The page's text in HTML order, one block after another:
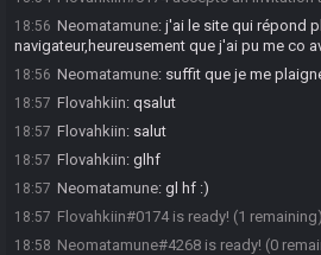
18:56 Neomatamune: j'ai le site qui répond
navigateur,heureusement que j'ai pu me co
18:56 Neomatamune: suffit que je me
18:57 Flovahkiin: qsalut
18:57 Flovahkiin: salut
18:57 Flovahkiin: glhf
18:57 Neomatamune: gl hf :)
18:57 Flovahkiin#0174 is ready! (1 remaining)
18:58 Neomatamune#4268 is ready! (0